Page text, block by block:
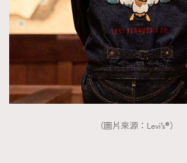
（圖片來源：Levi’s®）